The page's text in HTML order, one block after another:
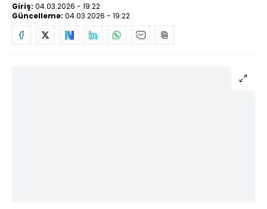
Giriş: 04.03.2026 - 19:22
Güncelleme: 04.03.2026 - 19:22